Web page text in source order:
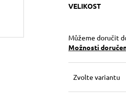
VELIKOST
Můžeme doručit
Možnosti
Zvolte variantu